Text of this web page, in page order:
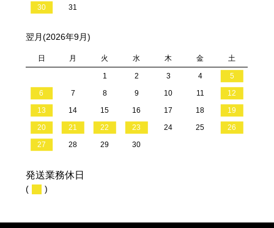
30
31
翌月(2026年9月)
日 月 火 水 木 金 土
1 2 3 4
5
6
7 8 9 10 11
12
13
14 15 16 17 18
19
20
21 22 23 24 25
26
27
28 29 30
発送業務休日
( )